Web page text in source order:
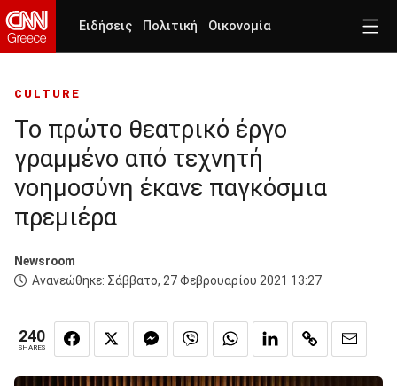
Ειδήσεις Πολιτική Οικονομία
CULTURE
Το πρώτο θεατρικό έργο
γραμμένο από τεχνητή
νοημοσύνη έκανε παγκόσμια
πρεμιέρα
Newsroom
Ανανεώθηκε: Σάββατο, 27 Φεβρουαρίου 2021 13:27
240
SHARES